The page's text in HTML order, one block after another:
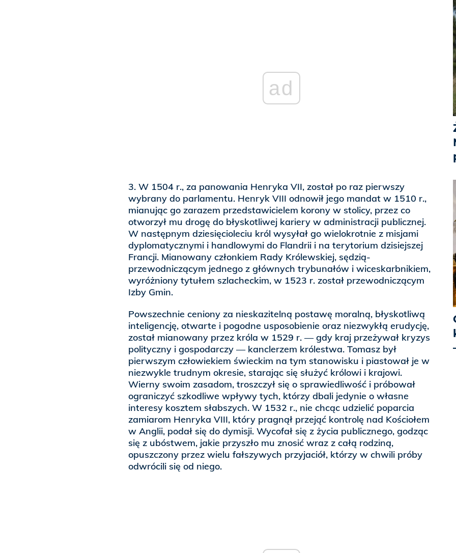
ad
3. W 1504 r., za panowania Henryka VII, został po raz pierwszy
wybrany do parlamentu. Henryk VIII odnowił jego mandat w 1510 r.,
mianując go zarazem przedstawicielem korony w stolicy, przez co
otworzył mu drogę do błyskotliwej kariery w administracji publicznej.
W następnym dziesięcioleciu król wysyłał go wielokrotnie z misjami
dyplomatycznymi i handlowymi do Flandrii i na terytorium dzisiejszej
Francji. Mianowany członkiem Rady Królewskiej, sędzią-
przewodniczącym jednego z głównych trybunałów i wiceskarbnikiem,
wyróżniony tytułem szlacheckim, w 1523 r. został przewodniczącym
Izby Gmin.
Powszechnie ceniony za nieskazitelną postawę moralną, błyskotliwą
inteligencję, otwarte i pogodne usposobienie oraz niezwykłą erudycję,
został mianowany przez króla w 1529 r. — gdy kraj przeżywał kryzys
polityczny i gospodarczy — kanclerzem królestwa. Tomasz był
pierwszym człowiekiem świeckim na tym stanowisku i piastował je w
niezwykle trudnym okresie, starając się służyć królowi i krajowi.
Wierny swoim zasadom, troszczył się o sprawiedliwość i próbował
ograniczyć szkodliwe wpływy tych, którzy dbali jedynie o własne
interesy kosztem słabszych. W 1532 r., nie chcąc udzielić poparcia
zamiarom Henryka VIII, który pragnął przejąć kontrolę nad Kościołem
w Anglii, podał się do dymisji. Wycofał się z życia publicznego, godząc
się z ubóstwem, jakie przyszło mu znosić wraz z całą rodziną,
opuszczony przez wielu fałszywych przyjaciół, którzy w chwili próby
odwrócili się od niego.